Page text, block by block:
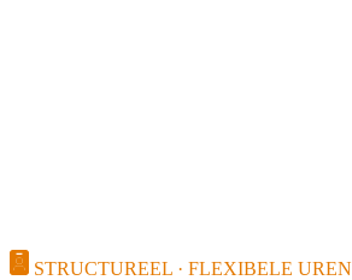
STRUCTUREEL · FLEXIBELE UREN